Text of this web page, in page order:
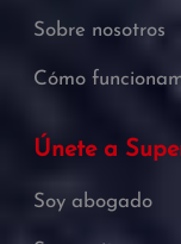
Sobre nosotros
Cómo
Únete a
Soy abogado